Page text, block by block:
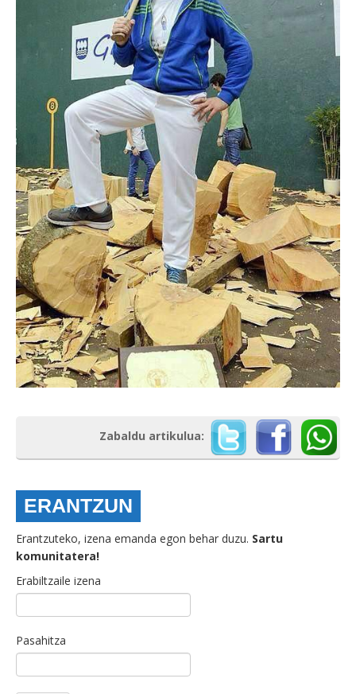
Zabaldu artikulua:
ERANTZUN
Erantzuteko, izena emanda egon behar duzu. Sartu
komunitatera!
Erabiltzaile izena
Pasahitza